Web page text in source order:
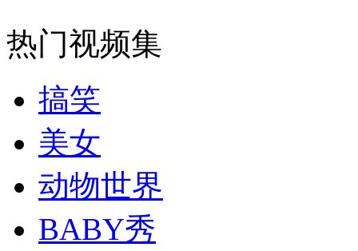
走！跟着总书记去植树
消防员救轻生者 花炮节热闹非凡
热门视频集
搞笑
美女
动物世界
BABY秀